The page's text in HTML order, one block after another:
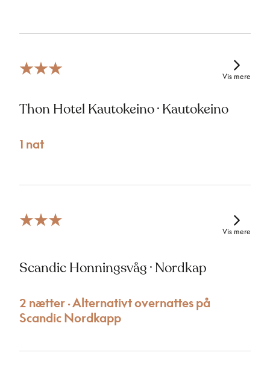
Thon Hotel Kautokeino · Kautokeino
1 nat
Vis mere
Scandic Honningsvåg · Nordkap
2 nætter · Alternativt overnattes på
Scandic Nordkapp
Vis mere